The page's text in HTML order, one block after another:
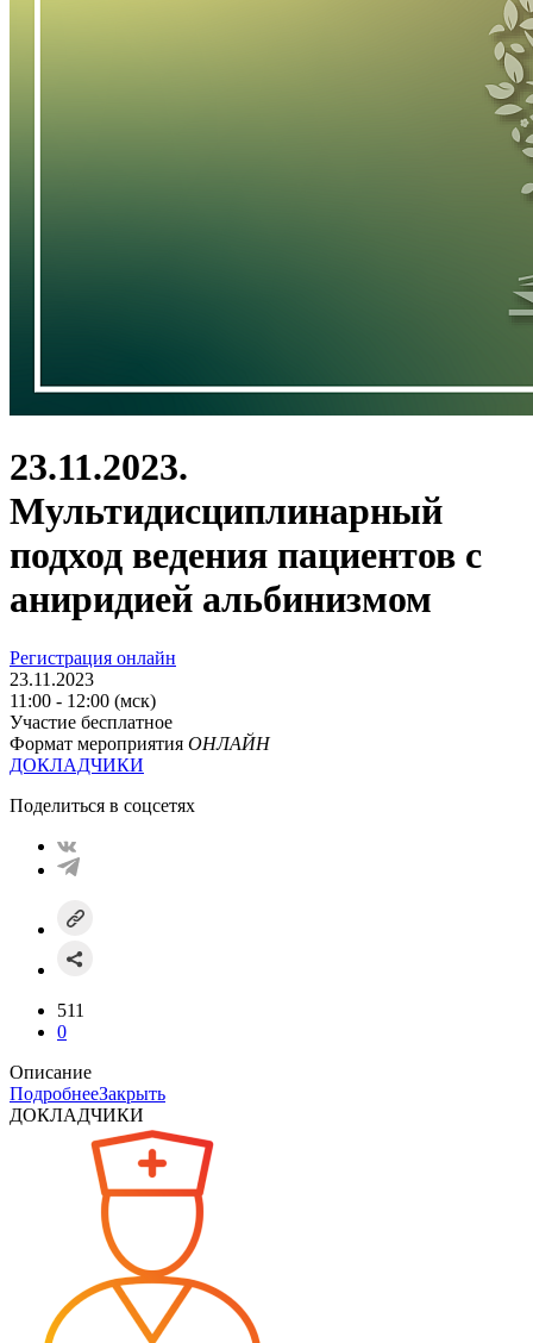
23.11.2023.
Мультидисциплинарный
подход ведения пациентов с
аниридией альбинизмом
Регистрация онлайн
23.11.2023
11:00 - 12:00 (мск)
Участие бесплатное
Формат мероприятия ОНЛАЙН
ДОКЛАДЧИКИ
Поделиться в соцсетях
511
0
Описание
ПодробнееЗакрыть
ДОКЛАДЧИКИ